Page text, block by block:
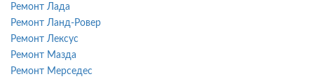
Ремонт Лада
Ремонт Ланд-Ровер
Ремонт Лексус
Ремонт Мазда
Ремонт Мерседес